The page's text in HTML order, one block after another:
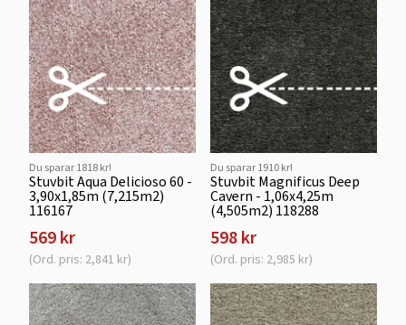
Du sparar 1818 kr!
Stuvbit Aqua Delicioso 60 -
3,90x1,85m (7,215m2)
116167
569 kr
(Ord. pris: 2,841 kr)
Du sparar 1910 kr!
Stuvbit Magnificus Deep
Cavern - 1,06x4,25m
(4,505m2) 118288
598 kr
(Ord. pris: 2,985 kr)